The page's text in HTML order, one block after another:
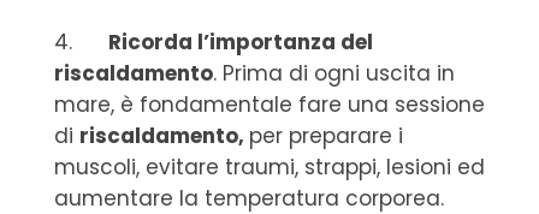
4. Ricorda l’importanza del
riscaldamento. Prima di ogni uscita in
mare, è fondamentale fare una sessione
di riscaldamento, per preparare i
muscoli, evitare traumi, strappi, lesioni ed
aumentare la temperatura corporea.